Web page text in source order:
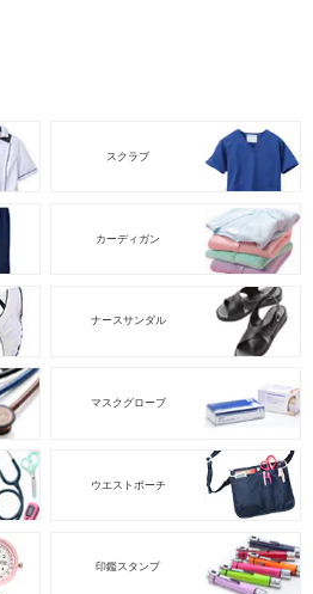
スクラブ
カーディガン
ナースサンダル
マスクグローブ
ウエストポーチ
印鑑スタンプ